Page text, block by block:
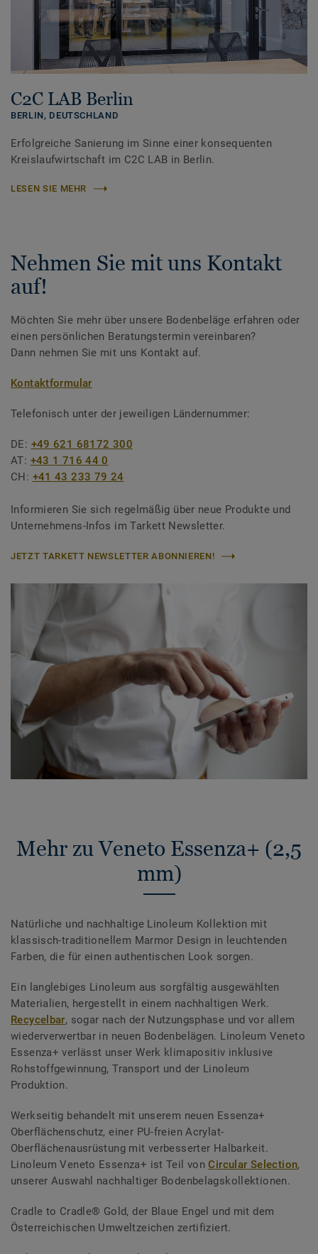
C2C LAB Berlin
BERLIN, DEUTSCHLAND
Erfolgreiche Sanierung im Sinne einer konsequenten
Kreislaufwirtschaft im C2C LAB in Berlin.
LESEN SIE MEHR
Nehmen Sie mit uns Kontakt
auf!
Möchten Sie mehr über unsere Bodenbeläge erfahren oder
einen persönlichen Beratungstermin vereinbaren?
Dann nehmen Sie mit uns Kontakt auf.
Kontaktformular
Telefonisch unter der jeweiligen Ländernummer:
DE: +49 621 68172 300
AT: +43 1 716 44 0
CH: +41 43 233 79 24
Informieren Sie sich regelmäßig über neue Produkte und
Unternehmens-Infos im Tarkett Newsletter.
JETZT TARKETT NEWSLETTER ABONNIEREN!
Mehr zu Veneto Essenza+ (2,5
mm)
Natürliche und nachhaltige Linoleum Kollektion mit
klassisch-traditionellem Marmor Design in leuchtenden
Farben, die für einen authentischen Look sorgen.
Ein langlebiges Linoleum aus sorgfältig ausgewählten
Materialien, hergestellt in einem nachhaltigen Werk.
Recycelbar, sogar nach der Nutzungsphase und vor allem
wiederverwertbar in neuen Bodenbelägen. Linoleum Veneto
Essenza+ verlässt unser Werk klimapositiv inklusive
Rohstoffgewinnung, Transport und der Linoleum
Produktion.
Werkseitig behandelt mit unserem neuen Essenza+
Oberflächenschutz, einer PU-freien Acrylat-
Oberflächenausrüstung mit verbesserter Halbarkeit.
Linoleum Veneto Essenza+ ist Teil vonCircular Selection,
unserer Auswahl nachhaltiger Bodenbelagskollektionen.
Cradle to Cradle® Gold, der Blaue Engel und mit dem
Österreichischen Umweltzeichen zertifiziert.